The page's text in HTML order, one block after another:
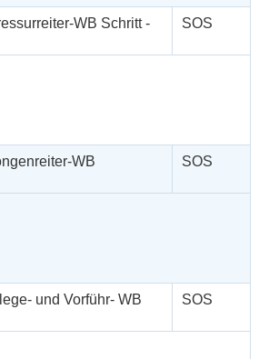
WB Schritt -
SOS
WB SOS
und Vorführ- WB SOS